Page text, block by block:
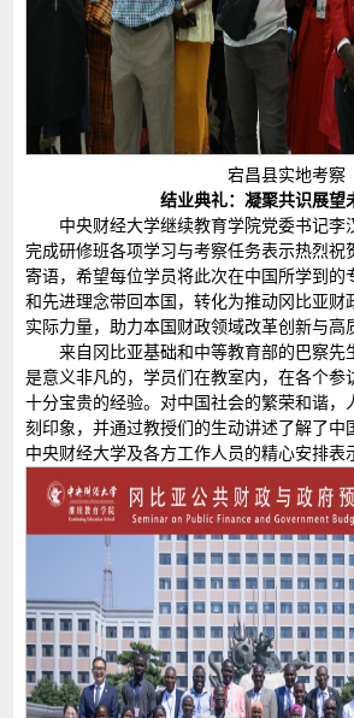
宕昌县实地考察
结业典礼：凝聚共识展望
中央财经大学继续教育学院党委书记李
完成研修班各项学习与考察任务表示热烈祝
寄语，希望每位学员将此次在中国所学到的
和先进理念带回本国，转化为推动冈比亚财
实际力量，助力本国财政领域改革创新与高
来自冈比亚基础和中等教育部的巴察先
是意义非凡的，学员们在教室内，在各个参
十分宝贵的经验。对中国社会的繁荣和谐，
刻印象，并通过教授们的生动讲述了解了中
中央财经大学及各方工作人员的精心安排表